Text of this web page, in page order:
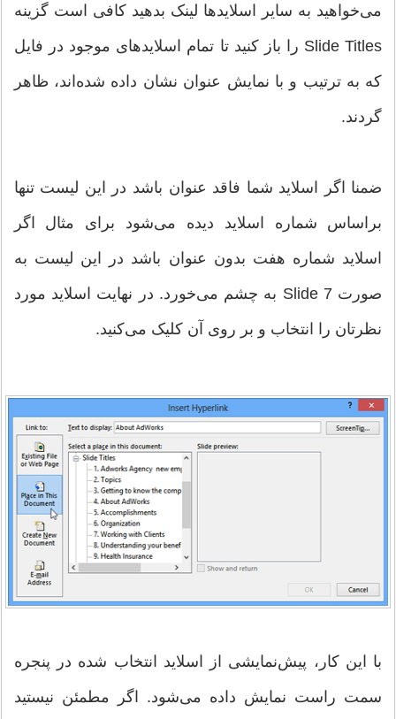
می‌خواهید به سایر اسلاید‌ها لینک بدهید کافی است گزینه
Slide Titles را باز کنید تا تمام اسلاید‌های موجود در فایل
که به ترتیب و با نمایش عنوان نشان داده شده‌اند، ظاهر
گردند.
ضمنا اگر اسلاید شما فاقد عنوان باشد در این لیست تنها
براساس شماره اسلاید دیده می‌شود برای مثال اگر
اسلاید شماره هفت بدون عنوان باشد در این لیست به
صورت Slide 7 به چشم می‌خورد. در نهایت اسلاید مورد
نظرتان را انتخاب و بر روی آن کلیک می‌کنید.
با این کار، پیش‌نمایشی از اسلاید انتخاب شده در پنجره
سمت راست نمایش داده می‌شود. اگر مطمئن نیستید